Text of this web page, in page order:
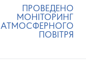
ПРОВЕДЕНО
МОНІТОРИНГ
АТМОСФЕРНОГО
ПОВІТРЯ